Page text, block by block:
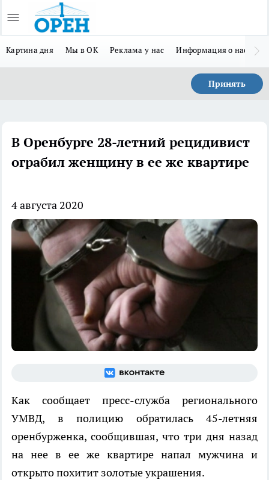
Картина дня Мы в ОК Реклама у нас Информация о нас
Принять
В Оренбурге 28-летний рецидивист
ограбил женщину в ее же квартире
4 августа 2020
Как сообщает пресс-служба регионального
УМВД, в полицию обратилась 45-летняя
оренбурженка, сообщившая, что три дня назад
на нее в ее же квартире напал мужчина и
открыто похитит золотые украшения.